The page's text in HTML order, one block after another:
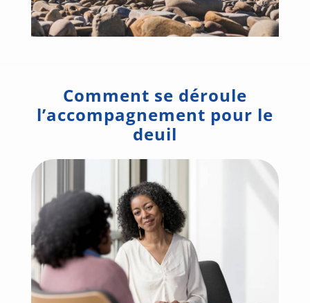
Comment se déroule
l’accompagnement pour le
deuil